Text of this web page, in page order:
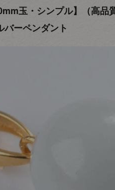
玉・シンプル】（高品
バーペンダント